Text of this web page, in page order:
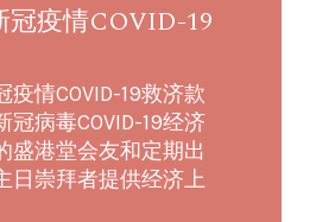
冠疫情COVID-19
疫情COVID-19救济款
冠病毒COVID-19经济
盛港堂会友和定期出
日崇拜者提供经济上